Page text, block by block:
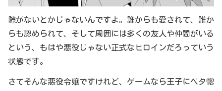
隙がないとかじゃないんですよ。誰からも愛されて、誰か
らも認められて、そして周囲には多くの友人や仲間がいる
という、もはや悪役じゃない正式なヒロインだろっていう
状態です。
さてそんな悪役令嬢ですけれど、ゲームなら王子にベタ惚